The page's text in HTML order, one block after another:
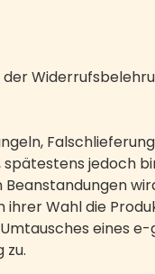
jedoch
Wahl die
eines
zu.